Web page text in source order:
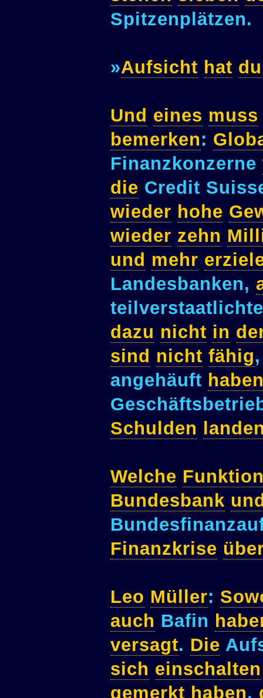
Spitzenplätzen.
»Aufsicht hat
Und eines muss
bemerken:
Finanzkonzerne
die Credit
wieder hohe
wieder zehn
und mehr
Landesbanken,
dazu nicht in
sind nicht fähig
angehäuft
Schulden
Welche
Bundesbank
Finanzkrise
Leo Müller:
auch Bafin
versagt. Die
sich einschalten
gemerkt haben,